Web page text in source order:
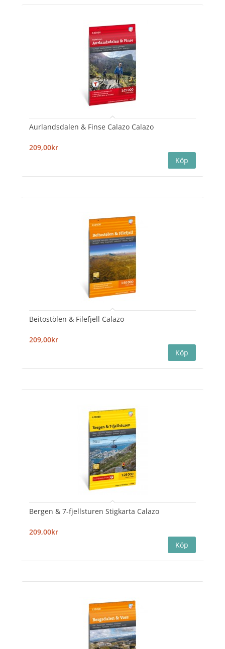
Aurlandsdalen & Finse Calazo Calazo
209,00kr
Beitostölen & Filefjell Calazo
209,00kr
Bergen & 7-fjellsturen Stigkarta Calazo
209,00kr